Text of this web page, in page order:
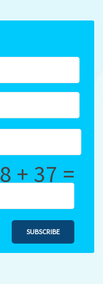
8 + 37 =
SUBSCRIBE